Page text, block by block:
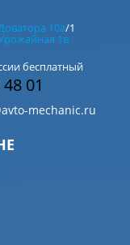
10а/1
1в
бесплатный
01
mechanic.ru